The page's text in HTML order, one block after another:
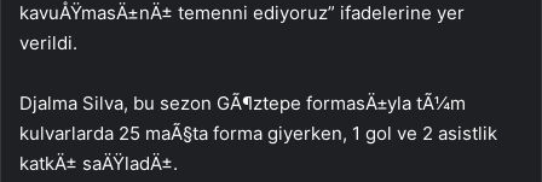
kavuÅŸmasÄ±nÄ± temenni ediyoruz” ifadelerine yer
verildi.
Djalma Silva, bu sezon GÃ¶ztepe formasÄ±yla tÃ¼m
kulvarlarda 25 maÃ§ta forma giyerken, 1 gol ve 2 asistlik
katkÄ± saÄŸladÄ±.